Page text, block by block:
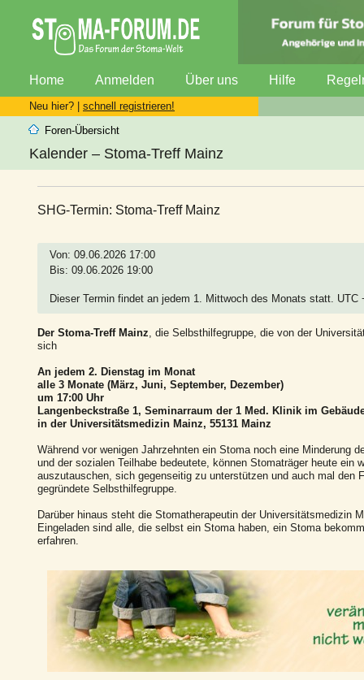
Home Anmelden Über uns Hilfe
Neu hier? | schnell registrieren!
Foren-Übersicht
Kalender – Stoma-Treff Mainz
SHG-Termin: Stoma-Treff Mainz
Von: 09.06.2026 17:00
Bis: 09.06.2026 19:00
Dieser Termin findet an jedem 1. Mittwoch des Monats statt. UTC
Der Stoma-Treff Mainz , die Selbsthilfegruppe, die von der
sich
An jedem 2. Dienstag im Monat
alle 3 Monate (März, Juni, September, Dezember)
um 17:00 Uhr
Langenbeckstraße 1, Seminarraum der 1 Med. Klinik im
in der Universitätsmedizin Mainz, 55131 Mainz
Während vor wenigen Jahrzehnten ein Stoma noch eine Minderung
und der sozialen Teilhabe bedeutete, können Stomaträger heute
auszutauschen, sich gegenseitig zu unterstützen und auch mal den
gegründete Selbsthilfegruppe.
Darüber hinaus steht die Stomatherapeutin der Universitätsmedizin
Eingeladen sind alle, die selbst ein Stoma haben, ein Stoma
erfahren.